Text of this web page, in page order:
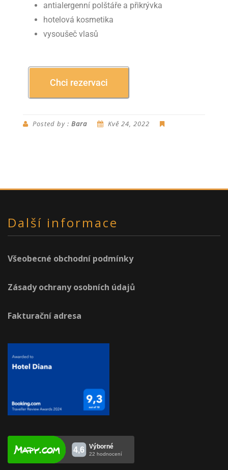
antialergenní polštáře a přikrývka
hotelová kosmetika
vysoušeč vlasů
Chci rezervaci
Posted by : Bara Kvě 24, 2022
Další informace
Všeobecné obchodní podmínky
Zásady ochrany osobních údajů
Fakturační adresa